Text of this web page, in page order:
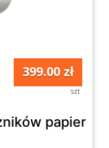
399.00 zł
szt